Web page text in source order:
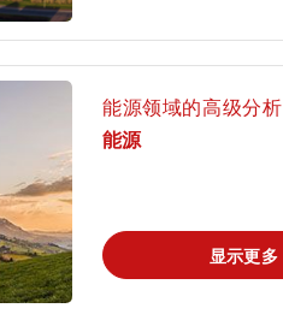
能源领域的高级分析
能源
显示更多